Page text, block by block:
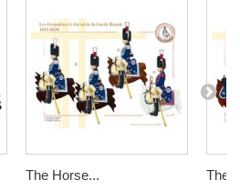
The Horse... The